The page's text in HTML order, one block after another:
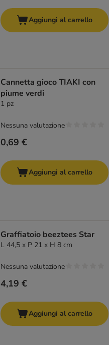
Aggiungi al carrello
Cannetta gioco TIAKI con
piume verdi
1 pz
0,69 €
Nessuna valutazione
Aggiungi al carrello
Graffiatoio beeztees Star
L 44,5 x P 21 x H 8 cm
4,19 €
Nessuna valutazione
Aggiungi al carrello